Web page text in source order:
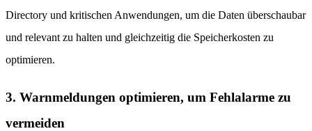
Directory und kritischen Anwendungen, um die Daten überschaubar
und relevant zu halten und gleichzeitig die Speicherkosten zu
optimieren.
3. Warnmeldungen optimieren, um Fehlalarme zu
vermeiden